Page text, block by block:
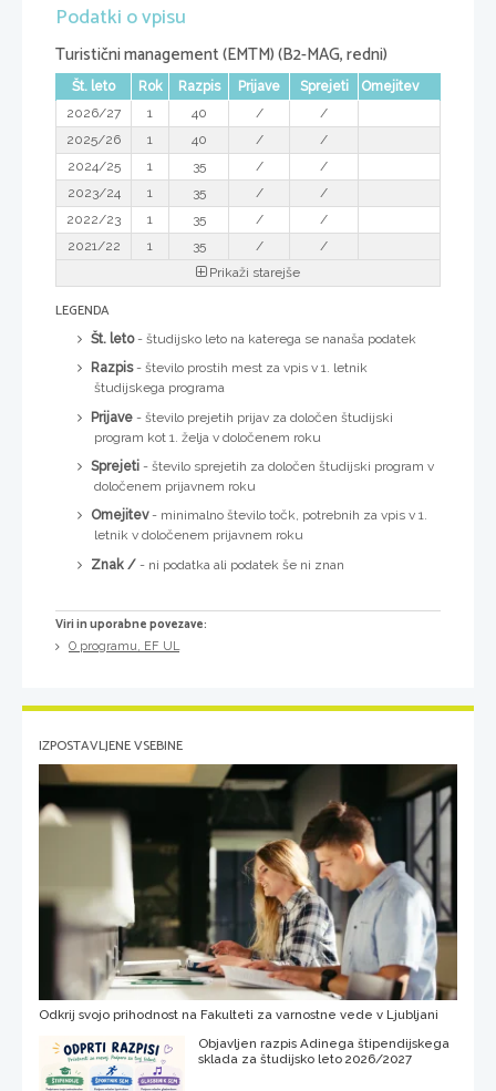
Podatki o vpisu
Turistični management (EMTM) (B2-MAG, redni)
Št. leto Rok Razpis Prijave Sprejeti
Omejitev
2026/27
1 40 /
/
2025/26
1 40 /
/
2024/25
1 35 /
/
2023/24
1 35 /
/
2022/23
1 35 /
/
2021/22
1 35 /
/
Prikaži starejše
LEGENDA
Št. leto- študijsko leto na katerega se nanaša podatek
Razpis- število prostih mest za vpis v 1. letnik
študijskega programa
Prijave - število prejetih prijav za določen študijski
program kot 1. želja v določenem roku
Sprejeti - število sprejetih za določen študijski program v
določenem prijavnem roku
Omejitev- minimalno število točk, potrebnih za vpis v 1.
letnik v določenem prijavnem roku
Znak / - ni podatka ali podatek še ni znan
Viri in uporabne povezave:
O programu, EF UL
IZPOSTAVLJENE VSEBINE
Odkrij svojo prihodnost na Fakulteti za varnostne vede v Ljubljani
Objavljen razpis Adinega štipendijskega
sklada za študijsko leto 2026/2027